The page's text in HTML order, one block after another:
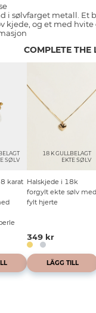
i sølvfarget metall. Et
kjede, og et med hvite
COMPLETE THE
SØLV
karat
18 K GULLBELAGT
EKTE SØLV
Halskjede i 18k
forgylt ekte sølv med
fylt hjerte
349 kr
LÄGG TILL